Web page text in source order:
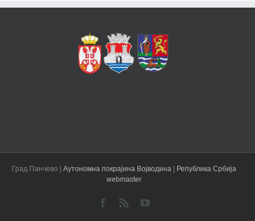
Град Панчево | Аутономна покрајина Војводина | Република Србија
webmaster
Facebook
Rss YouTube